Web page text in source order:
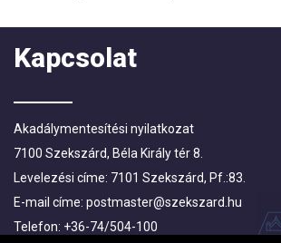
Kapcsolat
Akadálymentesítési nyilatkozat
7100 Szekszárd, Béla Király tér 8.
Levelezési címe: 7101 Szekszárd, Pf.:83.
E-mail címe: postmaster@szekszard.hu
Telefon: +36-74/504-100